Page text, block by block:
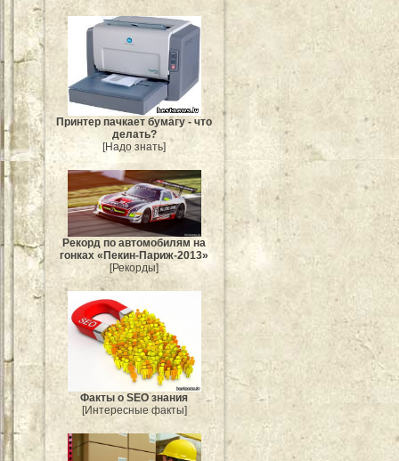
Принтер пачкает бумагу - что
делать?
[Надо знать]
Рекорд по автомобилям на
гонках «Пекин-Париж-2013»
[Рекорды]
Факты о SEO знания
[Интересные факты]